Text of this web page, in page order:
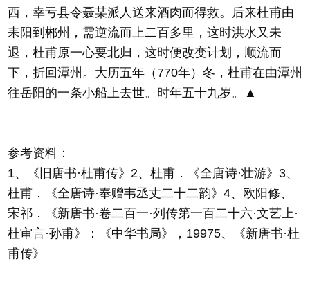
西，幸亏县令聂某派人送来酒肉而得救。后来杜甫由
耒阳到郴州，需逆流而上二百多里，这时洪水又未
退，杜甫原一心要北归，这时便改变计划，顺流而
下，折回潭州。大历五年（770年）冬，杜甫在由潭州
往岳阳的一条小船上去世。时年五十九岁。▲
参考资料：
1、《旧唐书·杜甫传》2、杜甫．《全唐诗·壮游》3、
杜甫．《全唐诗·奉赠韦丞丈二十二韵》4、欧阳修、
宋祁．《新唐书·卷二百一·列传第一百二十六·文艺上·
杜审言·孙甫》：《中华书局》，19975、《新唐书·杜
甫传》